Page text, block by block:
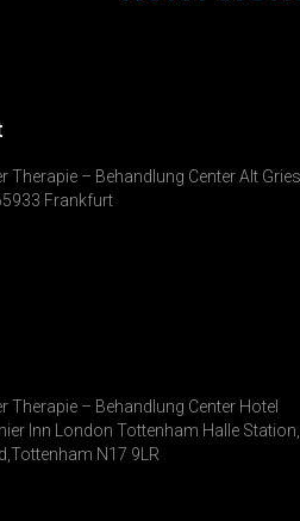
Therapie – Behandlung Center Alt
Frankfurt
Therapie – Behandlung Center Hotel
lnn London Tottenham Halle Station,
N17 9LR